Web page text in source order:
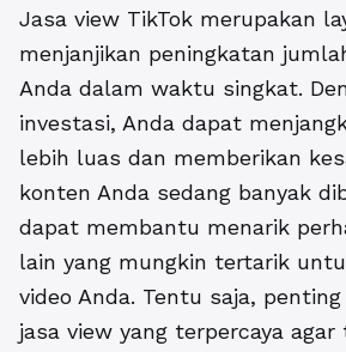
Jasa view TikTok merupakan
menjanjikan peningkatan
Anda dalam waktu singkat.
investasi, Anda dapat
lebih luas dan memberikan
konten Anda sedang banyak
dapat membantu menarik
lain yang mungkin tertarik
video Anda. Tentu saja,
jasa view yang terpercaya